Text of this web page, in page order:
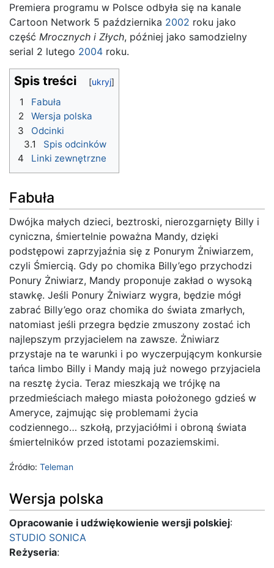
Premiera programu w Polsce odbyła się na kanale
Cartoon Network 5 października 2002 roku jako
część Mrocznych i Złych, później jako samodzielny
serial 2 lutego 2004 roku.
Spis treści
1
Fabuła
2
Wersja polska
3
Odcinki
3.1
Spis odcinków
4
Linki zewnętrzne
Fabuła
Dwójka małych dzieci, beztroski, nierozgarnięty Billy i
cyniczna, śmiertelnie poważna Mandy, dzięki
podstępowi zaprzyjaźnia się z Ponurym Żniwiarzem,
czyli Śmiercią. Gdy po chomika Billy’ego przychodzi
Ponury Żniwiarz, Mandy proponuje zakład o wysoką
stawkę. Jeśli Ponury Żniwiarz wygra, będzie mógł
zabrać Billy’ego oraz chomika do świata zmarłych,
natomiast jeśli przegra będzie zmuszony zostać ich
najlepszym przyjacielem na zawsze. Żniwiarz
przystaje na te warunki i po wyczerpującym konkursie
tańca limbo Billy i Mandy mają już nowego przyjaciela
na resztę życia. Teraz mieszkają we trójkę na
przedmieściach małego miasta położonego gdzieś w
Ameryce, zajmując się problemami życia
codziennego… szkołą, przyjaciółmi i obroną świata
śmiertelników przed istotami pozaziemskimi.
Źródło: Teleman
Wersja polska
Opracowanie i udźwiękowienie wersji polskiej:
STUDIO SONICA
Reżyseria: